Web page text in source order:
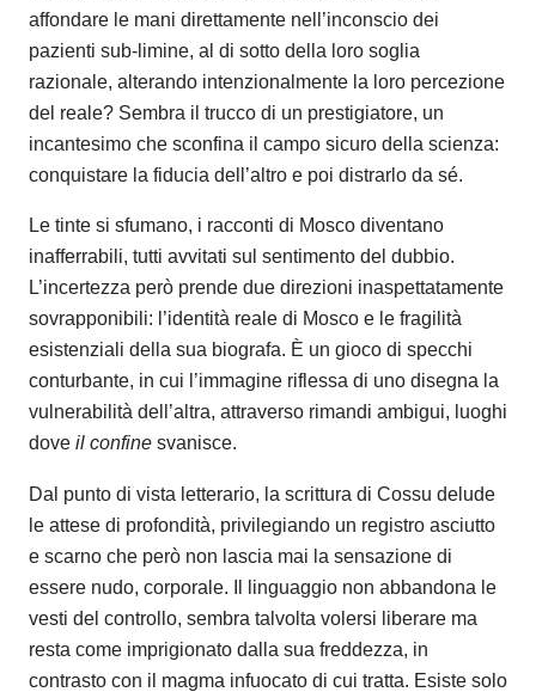
affondare le mani direttamente nell’inconscio dei
pazienti sub-limine, al di sotto della loro soglia
razionale, alterando intenzionalmente la loro percezione
del reale? Sembra il trucco di un prestigiatore, un
incantesimo che sconfina il campo sicuro della scienza:
conquistare la fiducia dell’altro e poi distrarlo da sé.
Le tinte si sfumano, i racconti di Mosco diventano
inafferrabili, tutti avvitati sul sentimento del dubbio.
L’incertezza però prende due direzioni inaspettatamente
sovrapponibili: l’identità reale di Mosco e le fragilità
esistenziali della sua biografa. È un gioco di specchi
conturbante, in cui l’immagine riflessa di uno disegna la
vulnerabilità dell’altra, attraverso rimandi ambigui, luoghi
dove il confine svanisce.
Dal punto di vista letterario, la scrittura di Cossu delude
le attese di profondità, privilegiando un registro asciutto
e scarno che però non lascia mai la sensazione di
essere nudo, corporale. Il linguaggio non abbandona le
vesti del controllo, sembra talvolta volersi liberare ma
resta come imprigionato dalla sua freddezza, in
contrasto con il magma infuocato di cui tratta. Esiste solo